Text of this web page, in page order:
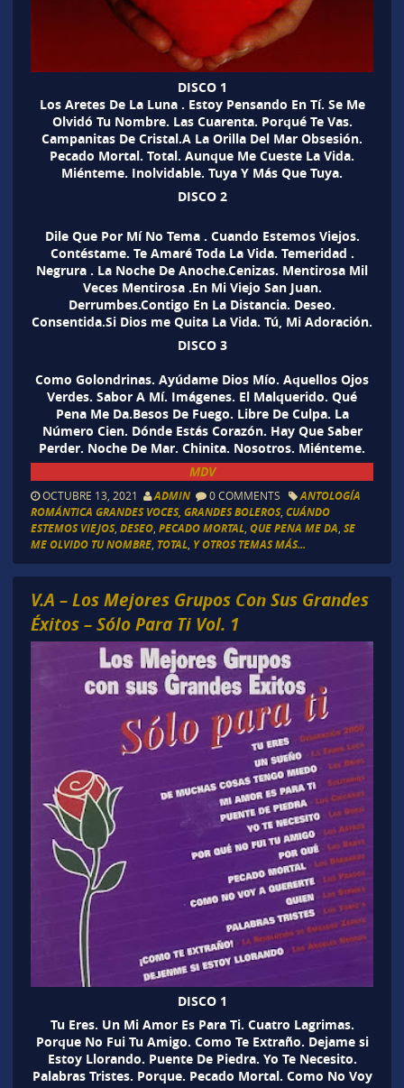
DISCO 1
Los Aretes De La Luna . Estoy Pensando En Tí. Se Me
Olvidó Tu Nombre. Las Cuarenta. Porqué Te Vas.
Campanitas De Cristal.A La Orilla Del Mar Obsesión.
Pecado Mortal. Total. Aunque Me Cueste La Vida.
Miénteme. Inolvidable. Tuya Y Más Que Tuya.
DISCO 2
Dile Que Por Mí No Tema . Cuando Estemos Viejos.
Contéstame. Te Amaré Toda La Vida. Temeridad .
Negrura . La Noche De Anoche.Cenizas. Mentirosa Mil
Veces Mentirosa .En Mi Viejo San Juan.
Derrumbes.Contigo En La Distancia. Deseo.
Consentida.Si Dios me Quita La Vida. Tú, Mi Adoración.
DISCO 3
Como Golondrinas. Ayúdame Dios Mío. Aquellos Ojos
Verdes. Sabor A Mí. Imágenes. El Malquerido. Qué
Pena Me Da.Besos De Fuego. Libre De Culpa. La
Número Cien. Dónde Estás Corazón. Hay Que Saber
Perder. Noche De Mar. Chinita. Nosotros. Miénteme.
MDV
OCTUBRE 13, 2021 ADMIN 0 COMMENTS
ANTOLOGÍA
ROMÁNTICA GRANDES VOCES, GRANDES BOLEROS, CUÁNDO
ESTEMOS VIEJOS, DESEO, PECADO MORTAL, QUE PENA ME DA SE
ME OLVIDO TU NOMBRE, TOTAL, Y OTROS TEMAS MÁS...
V.A – Los Mejores Grupos Con Sus Grandes
Éxitos – Sólo Para Ti Vol. 1
DISCO 1
Tu Eres. Un Mi Amor Es Para Ti. Cuatro Lagrimas.
Porque No Fui Tu Amigo. Como Te Extraño. Dejame si
Estoy Llorando. Puente De Piedra. Yo Te Necesito.
Palabras Tristes. Porque. Pecado Mortal. Como No Voy